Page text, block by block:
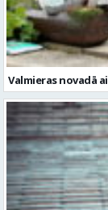
Valmieras novadā